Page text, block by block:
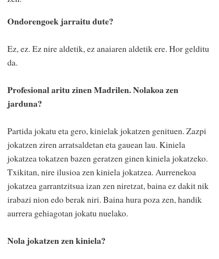
Ondorengoek jarraitu dute?
Ez, ez. Ez nire aldetik, ez anaiaren aldetik ere. Hor gelditu
da.
Profesional aritu zinen Madrilen. Nolakoa zen
jarduna?
Partida jokatu eta gero, kinielak jokatzen genituen. Zazpi
jokatzen ziren arratsaldetan eta gauean lau. Kiniela
jokatzea tokatzen bazen geratzen ginen kiniela jokatzeko.
Txikitan, nire ilusioa zen kiniela jokatzea. Aurrenekoa
jokatzea garrantzitsua izan zen niretzat, baina ez dakit nik
irabazi nion edo berak niri. Baina hura poza zen, handik
aurrera gehiagotan jokatu nuelako.
Nola jokatzen zen kiniela?